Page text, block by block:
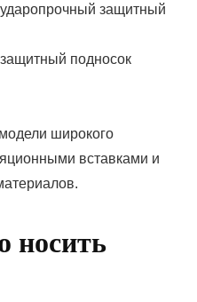
защитный
подносок
широкого
вставками и
носить